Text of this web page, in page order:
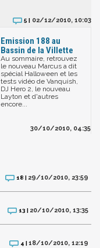
5 | 02/12/2010, 10:03
Emission 188 au
Bassin de la Villette
Au sommaire, retrouvez
le nouveau Marcus a dit
spécial Halloween et les
tests vidéo de Vanquish,
DJ Hero 2, le nouveau
Layton et d'autres
encore...
30/10/2010, 04:35
18 | 29/10/2010, 23:59
13 | 20/10/2010, 13:35
4 |18/10/2010, 12:19